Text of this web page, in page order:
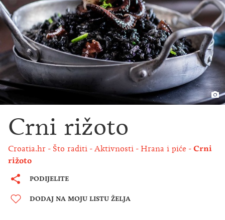
Crni rižoto
Croatia.hr Što raditi Aktivnosti Hrana i piće
Crni
rižoto
PODIJELITE
DODAJ NA MOJU LISTU ŽELJA